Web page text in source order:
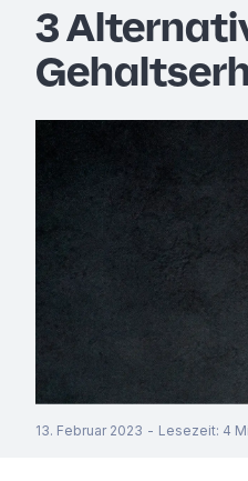
3
13. Februar 2023 - Lesezeit: 4